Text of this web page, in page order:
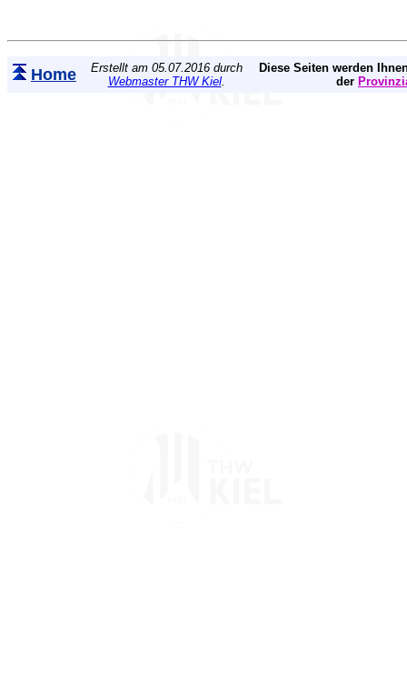
Home
Erstellt am 05.07.2016 durch
Webmaster THW Kiel.
Diese Seiten werden
der